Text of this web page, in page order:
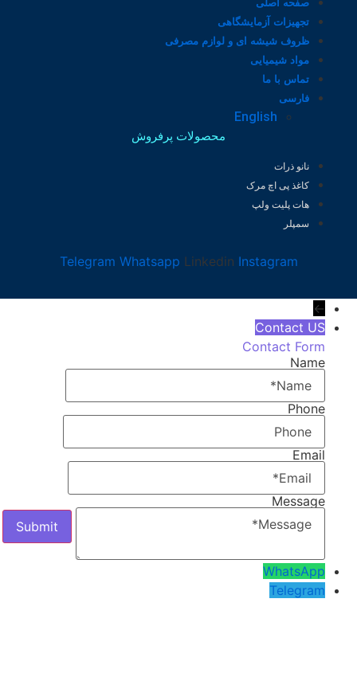
صفحه اصلی
تجهیزات آزمایشگاهی
ظروف شیشه ای و لوازم مصرفی
مواد شیمیایی
تماس با ما
فارسی
English
محصولات پرفروش
نانو ذرات
کاغذ پی اچ مرک
هات پلیت ولپ
سمپلر
Telegram Whatsapp Linkedin Instagram
←
Contact US
Contact Form
Name
Phone
Email
Message
WhatsApp
Telegram